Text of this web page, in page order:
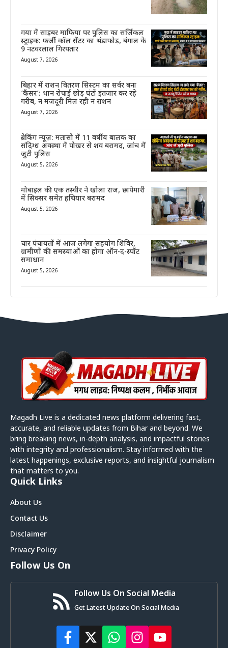
गया में साइबर माफिया पर पुलिस का सर्जिकल
स्ट्राइक: फर्जी कॉल सेंटर का भंडाफोड़, बंगाल के
9 नटवरलाल गिरफ्तार
August 7, 2026
बिहार में राशन वितरण सिस्टम का सर्वर बना
‘कैंसर’: धान रोपाई छोड़ घंटों इंतजार कर रहे
गरीब, न मजदूरी मिल रही न राशन
August 7, 2026
ब्रेकिंग न्यूज़: मतासो में 11 वर्षीय बालक का
संदिग्ध अवस्था में पोखर से शव बरामद, जांच में
जुटी पुलिस
August 5, 2026
मोबाइल की एक तस्वीर ने खोला राज, छापेमारी
में सिक्सर समेत हथियार बरामद
August 5, 2026
चार पंचायतों में आज लगेगा सहयोग शिविर,
ग्रामीणों की समस्याओं का होगा ऑन-द-स्पॉट
समाधान
August 5, 2026
Magadh Live is a dedicated news platform delivering fast,
accurate, and reliable updates from Bihar and beyond. We
bring breaking news, in-depth analysis, and impactful stories
with integrity and professionalism. Stay informed with the
latest happenings, exclusive reports, and insightful journalism
that matters to you.
Quick Links
About Us
Contact Us
Disclaimer
Privacy Policy
Follow Us On
Follow Us On Social Media
Get Latest Update On Social Media